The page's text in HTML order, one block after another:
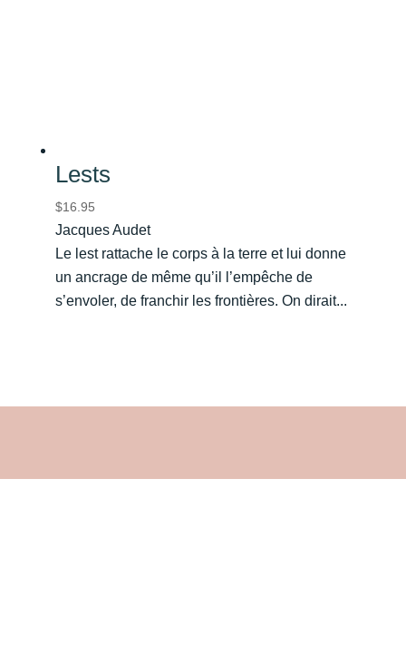
Lests
$16.95
Jacques Audet
Le lest rattache le corps à la terre et lui donne
un ancrage de même qu’il l’empêche de
s’envoler, de franchir les frontières. On dirait...